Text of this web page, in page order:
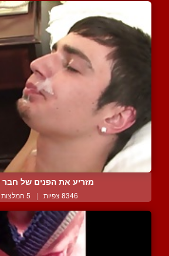
מזריע את הפנים של
8346 צפיות | 5 המלצות